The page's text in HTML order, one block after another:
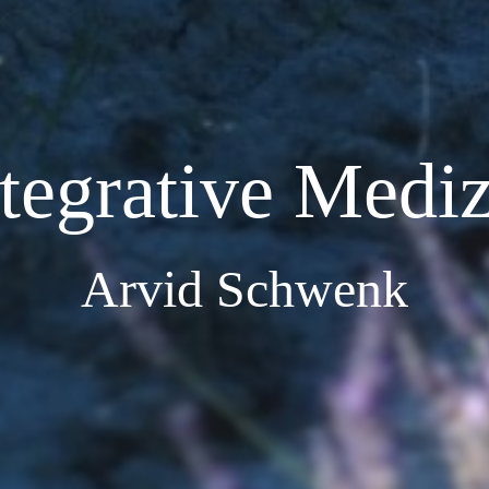
Arvid Schwenk